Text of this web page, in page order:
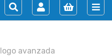
avanzada